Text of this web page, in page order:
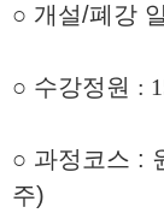
○ 개설/폐강
○ 수강정원 :
○ 과정코스 :
주)